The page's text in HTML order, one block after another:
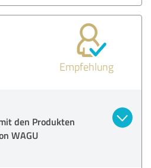
Empfehlung
den Produkten
WAGU